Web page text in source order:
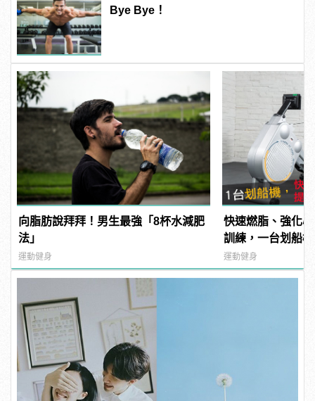
Bye Bye！
向脂肪說拜拜！男生最強「8杯水減肥
法」
運動健身
快速燃脂、強化
訓練，一台划船
運動健身